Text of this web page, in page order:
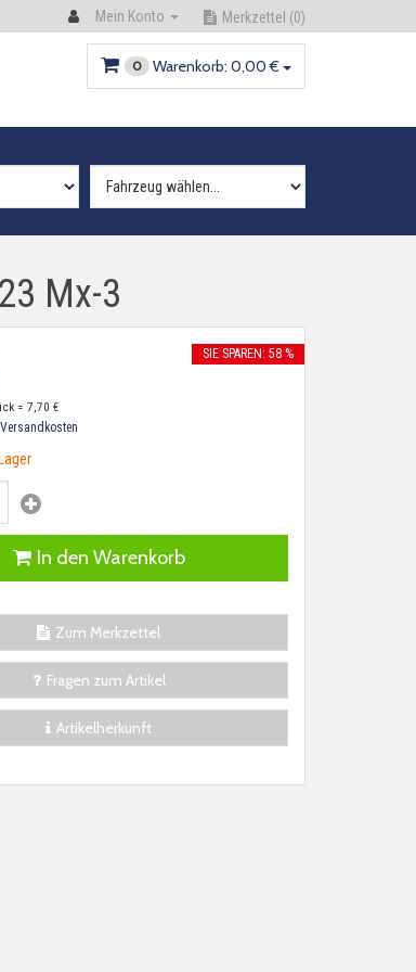
Mein Konto Merkzettel (0)
0 Warenkorb: 0,00 €
Mx-3
SIE SPAREN: 58 %
= 7,70 €
In den Warenkorb
Zum Merkzettel
Fragen zum Artikel
Artikelherkunft